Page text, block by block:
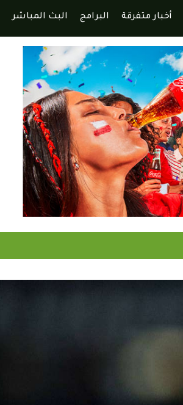
أخبار متفرقة البرامج البث المباشر